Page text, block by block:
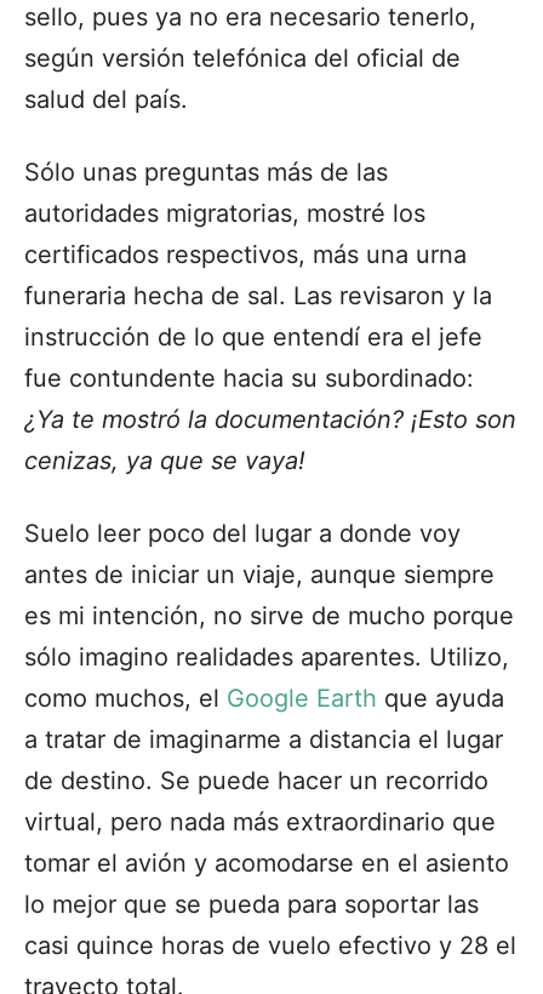
sello, pues ya no era necesario tenerlo,
según versión telefónica del oficial de
salud del país.
Sólo unas preguntas más de las
autoridades migratorias, mostré los
certificados respectivos, más una urna
funeraria hecha de sal. Las revisaron y la
instrucción de lo que entendí era el jefe
fue contundente hacia su subordinado:
¿Ya te mostró la documentación? ¡Esto son
cenizas, ya que se vaya!
Suelo leer poco del lugar a donde voy
antes de iniciar un viaje, aunque siempre
es mi intención, no sirve de mucho porque
sólo imagino realidades aparentes. Utilizo,
como muchos, el Google Earth que ayuda
a tratar de imaginarme a distancia el lugar
de destino. Se puede hacer un recorrido
virtual, pero nada más extraordinario que
tomar el avión y acomodarse en el asiento
lo mejor que se pueda para soportar las
casi quince horas de vuelo efectivo y 28 el
trayecto total.